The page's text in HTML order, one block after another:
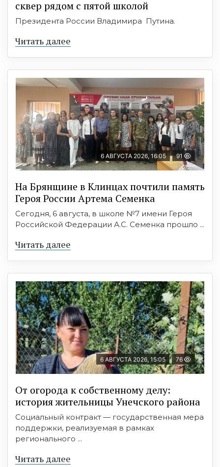
сквер рядом с пятой школой
Президента России Владимира Путина.
Читать далее
6 АВГУСТА 2026, 16:05 91
На Брянщине в Клинцах почтили память
Героя России Артема Семенка
Сегодня, 6 августа, в школе №7 имени Героя
Российской Федерации А.С. Семенка прошло ...
Читать далее
6 АВГУСТА 2026, 15:05 76
От огорода к собственному делу:
история жительницы Унечского района
Социальный контракт — государственная мера
поддержки, реализуемая в рамках
регионального ...
Читать далее